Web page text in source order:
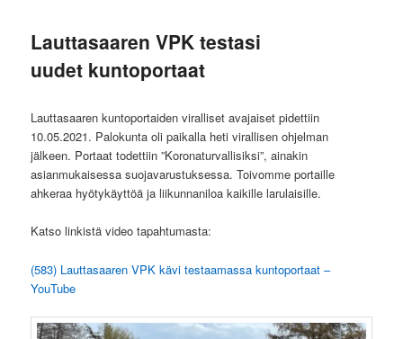
Lauttasaaren VPK testasi
uudet kuntoportaat
Lauttasaaren kuntoportaiden viralliset avajaiset pidettiin
10.05.2021. Palokunta oli paikalla heti virallisen ohjelman
jälkeen. Portaat todettiin ”Koronaturvallisiksi”, ainakin
asianmukaisessa suojavarustuksessa. Toivomme portaille
ahkeraa hyötykäyttöä ja liikunnaniloa kaikille larulaisille.
Katso linkistä video tapahtumasta:
(583) Lauttasaaren VPK kävi testaamassa kuntoportaat –
YouTube